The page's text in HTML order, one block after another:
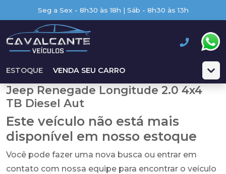
Seg a Sex - 8h30 às 18h | Sáb - 8h30 às 13h
ESTOQUE VENDA SEU CARRO
Jeep Renegade Longitude 2.0 4x4
TB Diesel Aut
Este veículo não está mais
disponível em nosso estoque
Você pode fazer uma nova busca ou entrar em
contato com nossa equipe para encontrar o veículo